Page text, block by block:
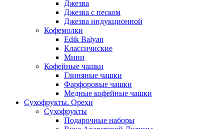
Джезва
Джезва с песком
Джезва индукционной
Кофемолки
Edik Balyan
Классичиские
Мини
Кофейные чашки
Глиняные чашки
Фарфоровые чашки
Медные кофейные чашки
Сухофрукты. Орехи
Сухофрукты
Подарочные наборы